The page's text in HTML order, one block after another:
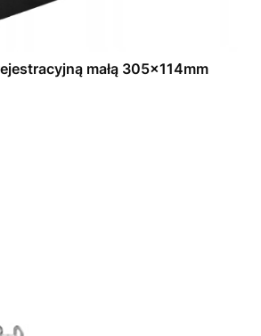
małą 305x114mm